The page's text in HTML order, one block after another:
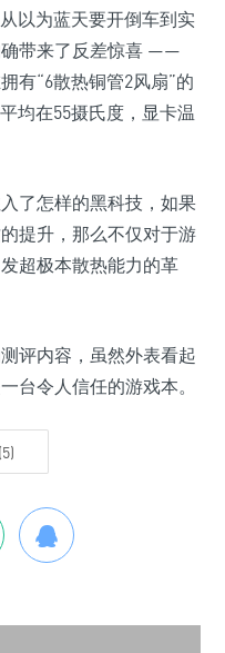
以为蓝天要开倒车到实
确带来了反差惊喜 ——
有“6散热铜管2风扇”的
均在55摄氏度，显卡温
了怎样的黑科技，如果
提升，那么不仅对于游
超极本散热能力的革
评内容，虽然外表看起
台令人信任的游戏本。
(5)